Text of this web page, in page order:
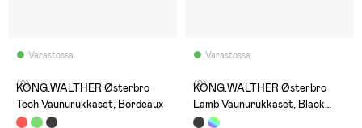
Varastossa
(0)
KONG.WALTHER Østerbro
Tech Vaunurukkaset, Bordeaux
Varastossa
(0)
KONG.WALTHER Østerbro
Lamb Vaunurukkaset, Black
Night